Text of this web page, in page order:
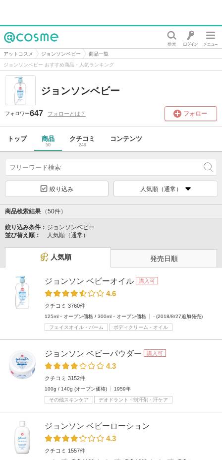
@cosme
アットコスメ ジョンソンベビー
商品一覧
ジョンソンベビー おすすめ商品・人気ランキング
ジョンソンベビー
フォロワー647 フォローとは？ フォロー
トップ 商品
50
クチコミ
249
コンテンツ
絞り込み 人気順（通常）
商品検索結果 （50件）
絞り込み条件： ジョンソンベビー
並び替え順：
人気順（通常）
人気順 発売日順
ジョンソン ベビーオイル 購入可
4.6
クチコミ 3760件
125ml・オープン価格 / 300ml・オープン価格
- (2018/8/27追加発売)
フェイスオイル・バーム
ボディクリーム・オイル
ジョンソン ベビーパウダー 購入可
4.3
クチコミ 3152件
100g / 140g (オープン価格)
1959年
その他スキンケア
デオドラント・制汗剤・汗ケア
ジョンソン ベビーローション
4.3
クチコミ 1557件